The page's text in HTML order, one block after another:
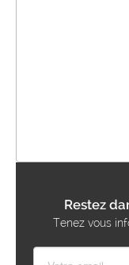
Restez
Tenez vous